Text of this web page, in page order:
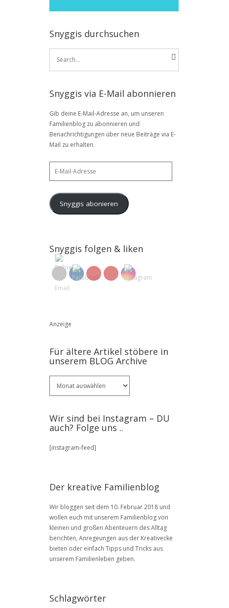
Snyggis durchsuchen
Search
Snyggis via E-Mail abonnieren
Gib deine E-Mail-Adresse an, um unseren
Familienblog zu abonnieren und
Benachrichtigungen über neue Beiträge via E-
Mail zu erhalten.
Snyggis abonieren
Snyggis folgen & liken
Anzeige
Für ältere Artikel stöbere in
unserem BLOG Archive
ältere
in
unserem
Archive
Wir sind bei Instagram – DU
auch? Folge uns ..
[instagram-feed]
Der kreative Familienblog
Wir bloggen seit dem 10. Februar 2018 und
wollen euch mit unserem Familienblog von
kleinen und großen Abenteuern des Alltag
berichten, Anregeungen aus der Kreativecke
bieten oder einfach Tipps und Tricks aus
unserem Familienleben geben.
Schlagwörter